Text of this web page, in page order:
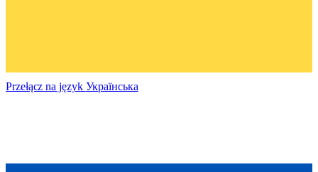
Przełącz na język Українська